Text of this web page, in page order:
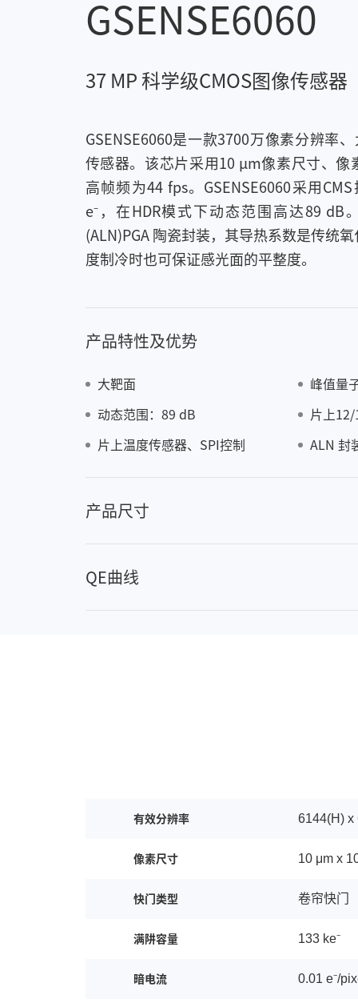
GSENSE6060
37 MP 科学级CMOS图像传感器
GSENSE6060是一款3700万像素分辨率
传感器。该芯片采用10 μm像素尺寸、像
高帧频为44 fps。GSENSE6060采用
e⁻，在HDR模式下动态范围高达89 dB
(ALN)PGA 陶瓷封装，其导热系数是传统
度制冷时也可保证感光面的平整度。
产品特性及优势
大靶面 峰值量
动态范围：89 dB 片上12/
片上温度传感器、SPI控制 ALN 封
产品尺寸
QE曲线
有效分辨率 6144(H) x
像素尺寸 10 μm x
快门类型 卷帘快门
满阱容量 133 ke⁻
暗电流 0.01 e⁻/